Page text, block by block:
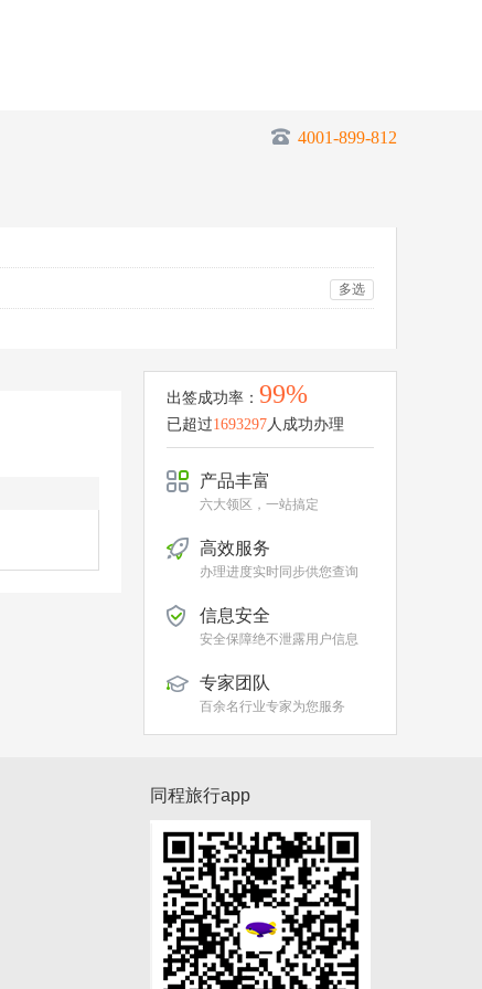
4001-899-812
多选
出签成功率： 99%
已超过1693297人成功办理
产品丰富
六大领区，一站搞定
高效服务
办理进度实时同步供您查询
信息安全
安全保障绝不泄露用户信息
专家团队
百余名行业专家为您服务
同程旅行app